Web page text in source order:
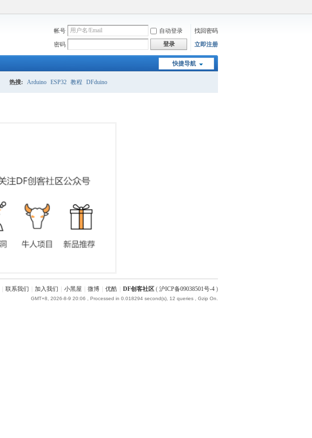
帐号 自动登录
找回密码
密码
登录 立即注册
快捷导航
热搜: Arduino ESP32 教程 DFduino
联系我们 加入我们 小黑屋 微博 优酷 DF创客社区 ( 沪ICP备09038501号-4 )
GMT+8, 2026-8-9 20:06 , Processed in 0.018294 second(s), 12 queries , Gzip On.